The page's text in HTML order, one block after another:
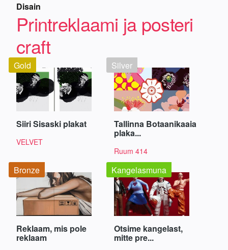
Disain
Printreklaami ja posteri
craft
Siiri Sisaski plakat
VELVET
Gold
Tallinna Botaanikaaia
plaka...
Ruum 414
Silver
Reklaam, mis pole
reklaam
Bronze
Otsime kangelast,
mitte pre...
Kangelasmuna